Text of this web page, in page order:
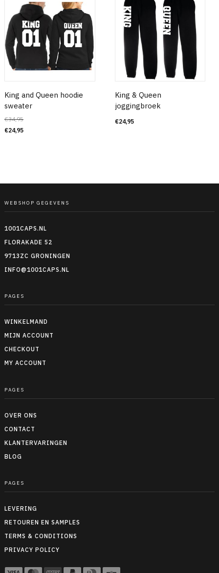
King and Queen hoodie
sweater
€34,95
€24,95
King & Queen
joggingbroek
€24,95
WEBSHOP GEGEVENS
1001CAPS.NL
FLORAKADE 52
9713ZC GRONINGEN
INFO@1001CAPS.NL
PAGES
WINKELMAND
MIJN ACCOUNT
CHECKOUT
MY ACCOUNT
PAGES
OVER ONS
CONTACT
KLANTERVARINGEN
BLOG
PAGES
LEVERING
RETOUREN EN SAMPLES
TERMS & CONDITIONS
PRIVACY POLICY